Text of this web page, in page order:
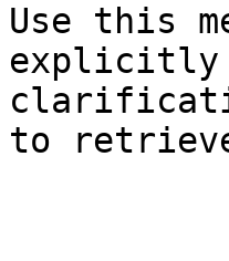
Use this
explicitly